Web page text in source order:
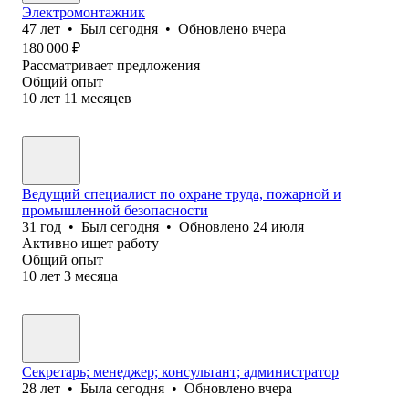
Электромонтажник
47 лет • Был сегодня • Обновлено вчера
180 000 ₽
Рассматривает предложения
Общий опыт
10 лет 11 месяцев
Ведущий специалист по охране труда, пожарной и
промышленной безопасности
31 год • Был сегодня • Обновлено 24 июля
Активно ищет работу
Общий опыт
10 лет 3 месяца
Секретарь; менеджер; консультант; администратор
28 лет • Была сегодня • Обновлено вчера